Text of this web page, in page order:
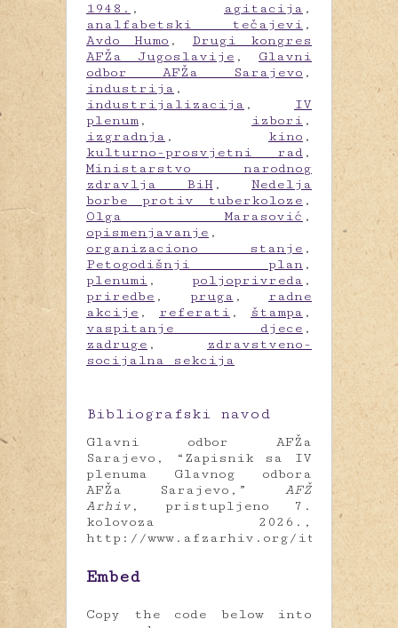
1948. , agitacija ,
analfabetski tečajevi ,
Avdo Humo , Drugi kongres
AFŽa Jugoslavije , Glavni
odbor AFŽa Sarajevo ,
industrija ,
industrijalizacija ,
IV
plenum , izbori ,
izgradnja , kino ,
kulturno-prosvjetni rad ,
Ministarstvo narodnog
zdravlja BiH , Nedelja
borbe protiv tuberkoloze ,
Olga Marasović ,
opismenjavanje ,
organizaciono stanje ,
Petogodišnji plan ,
plenumi , poljoprivreda ,
priredbe , pruga , radne
akcije , referati , štampa ,
vaspitanje djece ,
zadruge ,
zdravstveno-
socijalna sekcija
Bibliografski navod
Glavni odbor AFŽa
Sarajevo, “Zapisnik sa IV
plenuma Glavnog odbora
AFŽa Sarajevo,” AFŽ
Arhiv , pristupljeno 7.
kolovoza 2026.,
http://www.afzarhiv.org/items/show/
Embed
Copy the code below into